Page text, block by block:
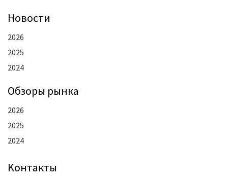
Новости
2026
2025
2024
Oбзоры рынка
2026
2025
2024
Kонтакты